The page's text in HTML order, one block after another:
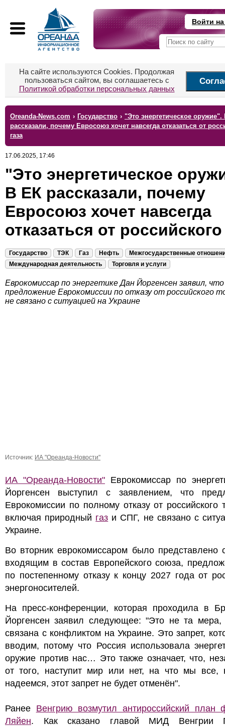
Войти
На сайте используются Cookies. Продолжая
пользоваться сайтом, вы соглашаетесь с
Политикой обработки персональных данных
Oreanda-News.com › Государство › "Это энергетическое
рассказали, почему Евросоюз хочет навсегда отказаться от
газа
17.06.2025, 17:46
"Это энергетическое
В ЕК рассказали, почему
Евросоюз хочет навсегда
отказаться от российского
Государство ТЭК Газ Нефть
Межгосударственные
Международная деятельность
Торговля и услуги
Еврокомиссар по энергетике Дан Йоргенсен заявил, что
предложение Еврокомиссии по отказу от российского
не связано с ситуацией на Украине
Источник: ИА "Ореанда-Новости"
ИА "Ореанда-Новости" Еврокомиссар по
Йоргенсен выступил с заявлением, что
Еврокомиссии по полному отказу от российского
включая природный газ и СПГ, не связано с
Украине.
Во вторник еврокомиссаром было представлено
входящим в состав Европейского союза,
по постепенному отказу к концу 2027 года от
энергоносителей.
На пресс-конференции, которая проходила в
Йоргенсен заявил следующее: "Это не та мера,
связана с конфликтом на Украине. Это запрет,
вводим, потому что Россия использовала
оружие против нас… Это также означает, что,
от того, наступит мир или нет, на что мы все,
надеемся, этот запрет не будет отменён".
Ранее Венгрию возмутил антироссийский план
Ляйен. Как сказано главой МИД Венгрии